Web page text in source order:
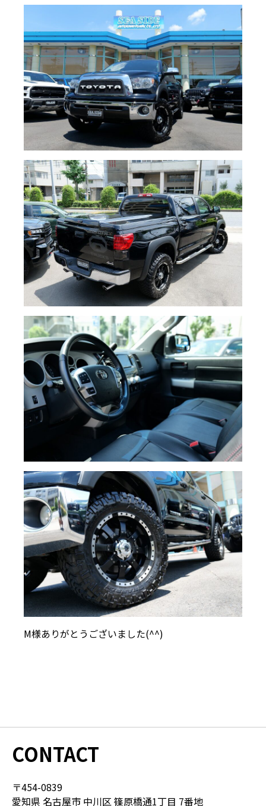
M様ありがとうございました(^^)
CONTACT
〒454-0839
愛知県 名古屋市 中川区 篠原橋通1丁目 7番地